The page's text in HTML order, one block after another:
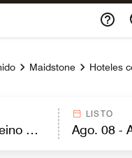
Bonvoy
Maidstone Hoteles
LISTO